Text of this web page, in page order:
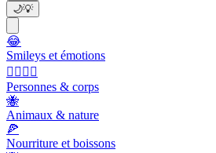
🌙💡
😂
Smileys et émotions
👩‍❤️‍💋‍👨
Personnes & corps
🐝
Animaux & nature
🍕
Nourriture et boissons